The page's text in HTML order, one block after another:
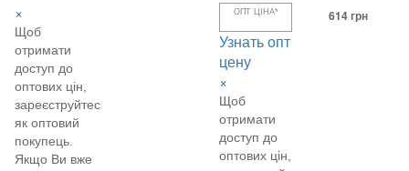
×
Щоб
отримати
доступ до
оптових цін,
зареєструйтеся
як оптовий
покупець.
Якщо Ви вже
ОПТ ЦІНА*
Узнать опт
цену
×
Щоб
отримати
доступ до
оптових цін,
614 грн